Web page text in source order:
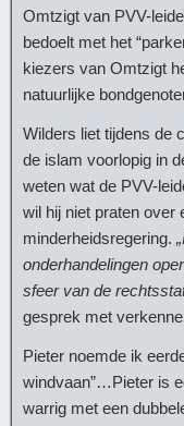
Omtzigt van PVV-
bedoelt met het
kiezers van Omtzigt
natuurlijke
Wilders liet tijdens de
de islam voorlopig in
weten wat de PVV-
wil hij niet praten over
minderheidsregering.
onderhandelingen
sfeer van de
gesprek met
Pieter noemde ik
windvaan”…Pieter is
warrig met een